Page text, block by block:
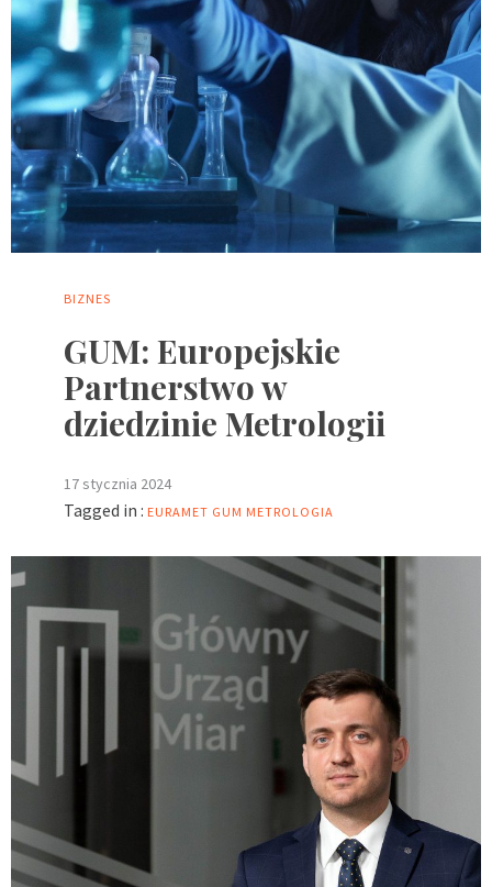
BIZNES
GUM: Europejskie
Partnerstwo w
dziedzinie Metrologii
17 stycznia 2024
Tagged in : EURAMET GUM METROLOGIA